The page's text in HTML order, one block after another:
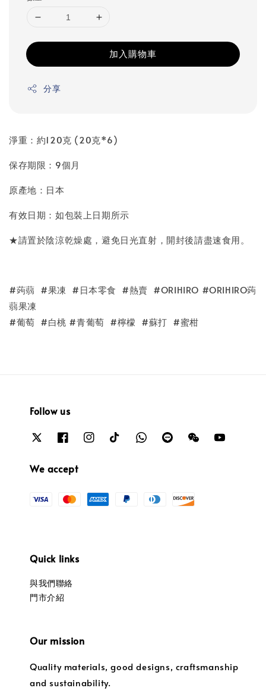
加入購物車
分享
淨重：約120克 (20克*6)
保存期限：9個月
原產地：日本
有效日期：如包裝上日期所示
★請置於陰涼乾燥處，避免日光直射，開封後請盡速食用。
#蒟蒻 #果凍 #日本零食 #熱賣 #ORIHIRO #ORIHIRO蒟
蒻果凍
#葡萄 #白桃 #青葡萄 #檸檬 #蘇打 #蜜柑
Follow us
We accept
Quick links
與我們聯絡
門市介紹
Our mission
Quality materials, good designs, craftsmanship
and sustainability.